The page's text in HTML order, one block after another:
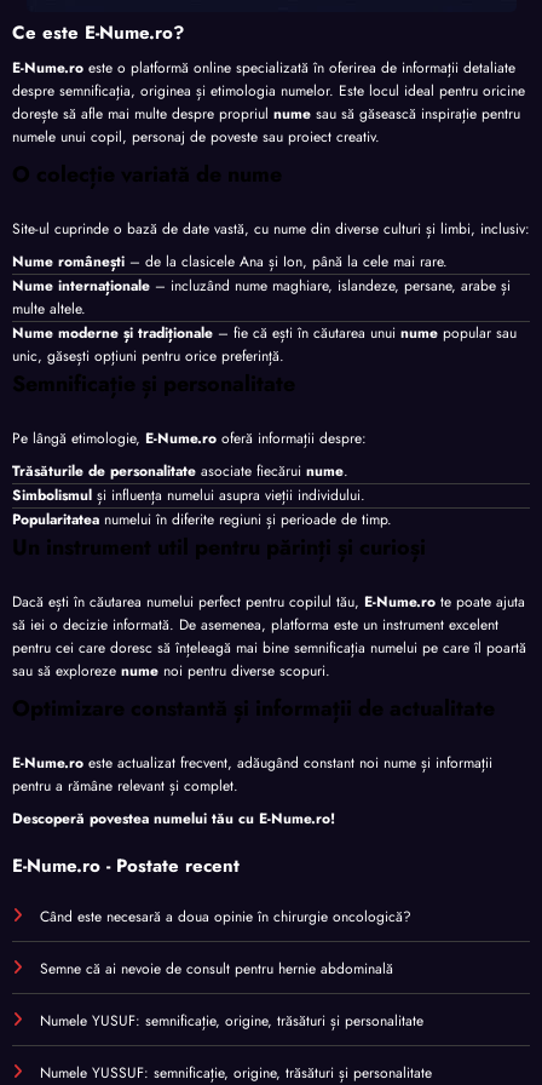
Ce este E-Nume.ro?
E-Nume.ro este o platformă online specializată în oferirea de informații detaliate
despre semnificația, originea și etimologia numelor. Este locul ideal pentru oricine
dorește să afle mai multe despre propriul nume sau să găsească inspirație pentru
numele unui copil, personaj de poveste sau proiect creativ.
O colecție variată de nume
Site-ul cuprinde o bază de date vastă, cu nume din diverse culturi și limbi, inclusiv:
Nume românești – de la clasicele Ana și Ion, până la cele mai rare.
Nume internaționale – incluzând nume maghiare, islandeze, persane, arabe și
multe altele.
Nume moderne și tradiționale – fie că ești în căutarea unui nume popular sau
unic, găsești opțiuni pentru orice preferință.
Semnificație și personalitate
Pe lângă etimologie, E-Nume.ro oferă informații despre:
Trăsăturile de personalitate asociate fiecărui nume.
Simbolismul și influența numelui asupra vieții individului.
Popularitatea numelui în diferite regiuni și perioade de timp.
Un instrument util pentru părinți și curioși
Dacă ești în căutarea numelui perfect pentru copilul tău, E-Nume.ro te poate ajuta
să iei o decizie informată. De asemenea, platforma este un instrument excelent
pentru cei care doresc să înțeleagă mai bine semnificația numelui pe care îl poartă
sau să exploreze nume noi pentru diverse scopuri.
Optimizare constantă și informații de actualitate
E-Nume.ro este actualizat frecvent, adăugând constant noi nume și informații
pentru a rămâne relevant și complet.
Descoperă povestea numelui tău cu E-Nume.ro!
E-Nume.ro - Postate recent
Când este necesară a doua opinie în chirurgie oncologică?
Semne că ai nevoie de consult pentru hernie abdominală
Numele YUSUF: semnificație, origine, trăsături și personalitate
Numele YUSSUF: semnificație, origine, trăsături și personalitate